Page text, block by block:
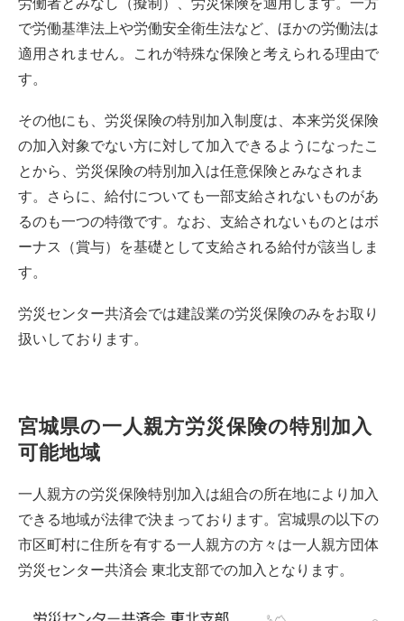
で労働基準法上や労働安全衛生法など、ほかの労働法は
適用されません。これが特殊な保険と考えられる理由で
す。
その他にも、労災保険の特別加入制度は、本来労災保険
の加入対象でない方に対して加入できるようになったこ
とから、労災保険の特別加入は任意保険とみなされま
す。さらに、給付についても一部支給されないものがあ
るのも一つの特徴です。なお、支給されないものとはボ
ーナス（賞与）を基礎として支給される給付が該当しま
す。
労災センター共済会では建設業の労災保険のみをお取り
扱いしております。
宮城県の一人親方労災保険の特別加入
可能地域
一人親方の労災保険特別加入は組合の所在地により加入
できる地域が法律で決まっております。宮城県の以下の
市区町村に住所を有する一人親方の方々は一人親方団体
労災センター共済会 東北支部での加入となります。